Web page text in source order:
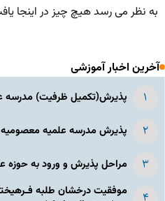
به نظر می رسد هیچ چیز در اینجا
آخرین اخبار آموزشی
پذیرش(تکمیل ظرفیت) مدرسه
پذیرش مدرسه علمیه
مراحل پذیرش و ورود به حوزه
موفقیت درخشان طلبه